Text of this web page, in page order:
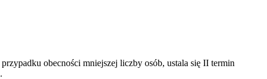
obecności mniejszej liczby osób, ustala się II termin